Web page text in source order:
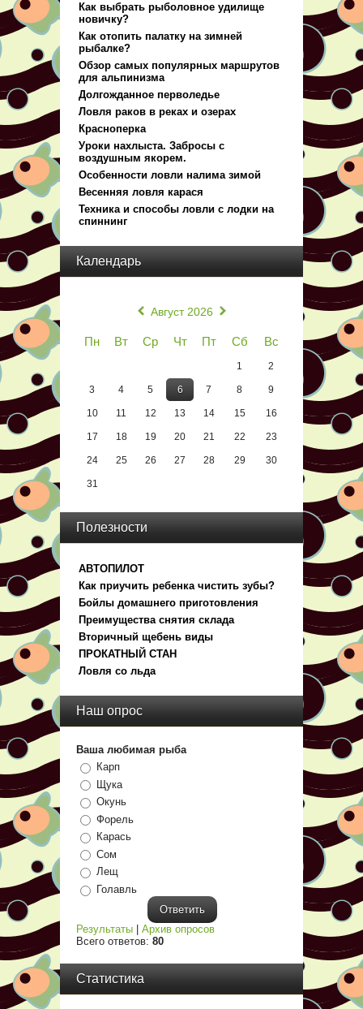
Как выбрать рыболовное удилище
новичку?
Как отопить палатку на зимней
рыбалке?
Обзор самых популярных маршрутов
для альпинизма
Долгожданное перволедье
Ловля раков в реках и озерах
Красноперка
Уроки нахлыста. Забросы с
воздушным якорем.
Особенности ловли налима зимой
Весенняя ловля карася
Техника и способы ловли с лодки на
спиннинг
Календарь
« Август 2026 »
Пн Вт Ср Чт Пт Сб Вс
1 2
3 4 5 6 7 8 9
10 11 12 13 14 15 16
17 18 19 20 21 22 23
24 25 26 27 28 29 30
31
Полезности
АВТОПИЛОТ
Как приучить ребенка чистить зубы?
Бойлы домашнего приготовления
Преимущества снятия склада
Вторичный щебень виды
ПРОКАТНЫЙ СТАН
Ловля со льда
Наш опрос
Ваша любимая рыба
Карп
Щука
Окунь
Форель
Карась
Сом
Лещ
Голавль
Результаты | Архив опросов
Всего ответов: 80
Статистика